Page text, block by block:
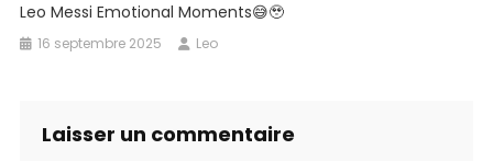
Leo Messi Emotional Moments😅🥹
16 septembre 2025 Leo
Laisser un commentaire